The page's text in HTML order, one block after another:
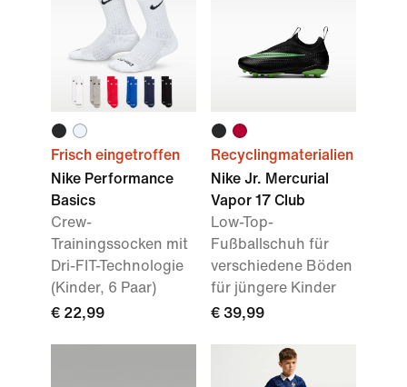
Frisch eingetroffen
Nike Performance
Basics
Crew-
Trainingssocken mit
Dri-FIT-Technologie
(Kinder, 6 Paar)
€ 22,99
Recyclingmaterialien
Nike Jr. Mercurial
Vapor 17 Club
Low-Top-
Fußballschuh für
verschiedene Böden
für jüngere Kinder
€ 39,99